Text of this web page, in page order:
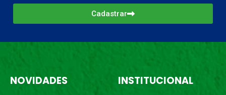
Cadastrar
NOVIDADES INSTITUCIONAL